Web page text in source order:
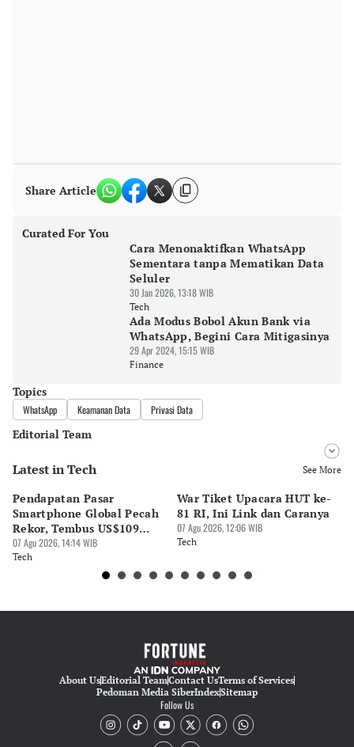
Share Article
Curated For You
Cara Menonaktifkan WhatsApp
Sementara tanpa Mematikan Data
Seluler
30 Jan 2026, 13:18 WIB
Tech
Ada Modus Bobol Akun Bank via
WhatsApp, Begini Cara Mitigasinya
29 Apr 2024, 15:15 WIB
Finance
Topics
WhatsApp Keamanan Data Privasi Data
Editorial Team
Editor
Editor
Eko Wahyudi
Latest in Tech See More
Pendapatan Pasar
Smartphone Global Pecah
Rekor, Tembus US$109
Miliar
07 Agu 2026, 14:14 WIB
Tech
War Tiket Upacara HUT ke-
81 RI, Ini Link dan Caranya
07 Agu 2026, 12:06 WIB
Tech
About UsEditorial TeamContact UsTerms of Services
Pedoman Media SiberIndexSitemap
Follow Us